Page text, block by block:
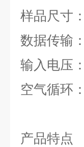
样品尺寸
数据传输
输入电压
空气循环
产品特点